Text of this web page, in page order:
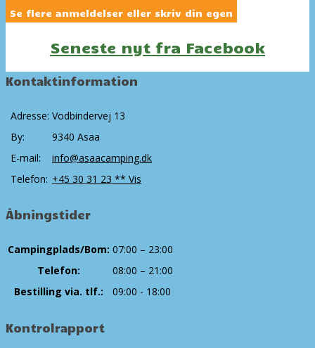
Se flere anmeldelser eller skriv din egen
Seneste nyt fra Facebook
Kontaktinformation
Adresse: Vodbindervej 13
By:
9340 Asaa
E-mail:
info@asaacamping.dk
Telefon: +45 30 31 23 ** Vis
Åbningstider
Campingplads/Bom: 07:00 – 23:00
Telefon:
08:00 – 21:00
Bestilling via. tlf.:
09:00 - 18:00
Kontrolrapport